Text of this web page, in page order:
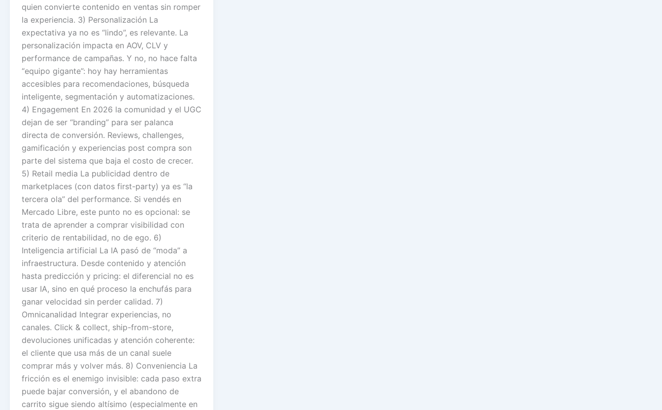
quien convierte contenido en ventas sin romper
la experiencia. 3) Personalización La
expectativa ya no es “lindo”, es relevante. La
personalización impacta en AOV, CLV y
performance de campañas. Y no, no hace falta
“equipo gigante”: hoy hay herramientas
accesibles para recomendaciones, búsqueda
inteligente, segmentación y automatizaciones.
4) Engagement En 2026 la comunidad y el UGC
dejan de ser “branding” para ser palanca
directa de conversión. Reviews, challenges,
gamificación y experiencias post compra son
parte del sistema que baja el costo de crecer.
5) Retail media La publicidad dentro de
marketplaces (con datos first-party) ya es “la
tercera ola” del performance. Si vendés en
Mercado Libre, este punto no es opcional: se
trata de aprender a comprar visibilidad con
criterio de rentabilidad, no de ego. 6)
Inteligencia artificial La IA pasó de “moda” a
infraestructura. Desde contenido y atención
hasta predicción y pricing: el diferencial no es
usar IA, sino en qué proceso la enchufás para
ganar velocidad sin perder calidad. 7)
Omnicanalidad Integrar experiencias, no
canales. Click & collect, ship-from-store,
devoluciones unificadas y atención coherente:
el cliente que usa más de un canal suele
comprar más y volver más. 8) Conveniencia La
fricción es el enemigo invisible: cada paso extra
puede bajar conversión, y el abandono de
carrito sigue siendo altísimo (especialmente en